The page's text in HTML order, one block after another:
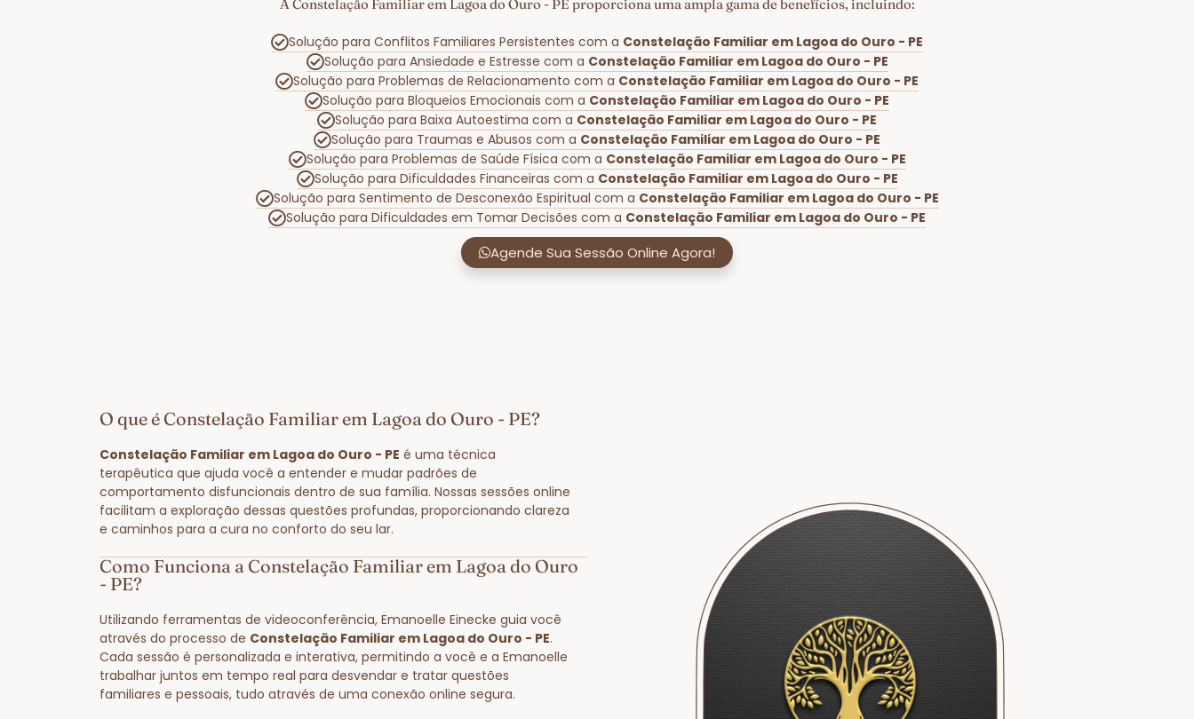
A Constelação Familiar em Lagoa do Ouro - PE proporciona uma ampla gama de benefícios, incluindo:
Solução para Conflitos Familiares Persistentes com a Constelação Familiar em Lagoa do Ouro - PE
Solução para Ansiedade e Estresse com a Constelação Familiar em Lagoa do Ouro - PE
Solução para Problemas de Relacionamento com a Constelação Familiar em Lagoa do Ouro - PE
Solução para Bloqueios Emocionais com a Constelação Familiar em Lagoa do Ouro - PE
Solução para Baixa Autoestima com a Constelação Familiar em Lagoa do Ouro - PE
Solução para Traumas e Abusos com a Constelação Familiar em Lagoa do Ouro - PE
Solução para Problemas de Saúde Física com a Constelação Familiar em Lagoa do Ouro - PE
Solução para Dificuldades Financeiras com a Constelação Familiar em Lagoa do Ouro - PE
Solução para Sentimento de Desconexão Espiritual com a Constelação Familiar em Lagoa do Ouro - PE
Solução para Dificuldades em Tomar Decisões com a Constelação Familiar em Lagoa do Ouro - PE
Agende Sua Sessão Online Agora!
O que é Constelação Familiar em Lagoa do Ouro - PE?
Constelação Familiar em Lagoa do Ouro - PE é uma técnica
terapêutica que ajuda você a entender e mudar padrões de
comportamento disfuncionais dentro de sua família. Nossas sessões online
facilitam a exploração dessas questões profundas, proporcionando clareza
e caminhos para a cura no conforto do seu lar.
Como Funciona a Constelação Familiar em Lagoa do Ouro
- PE?
Utilizando ferramentas de videoconferência, Emanoelle Einecke guia você
através do processo de Constelação Familiar em Lagoa do Ouro - PE.
Cada sessão é personalizada e interativa, permitindo a você e a Emanoelle
trabalhar juntos em tempo real para desvendar e tratar questões
familiares e pessoais, tudo através de uma conexão online segura.